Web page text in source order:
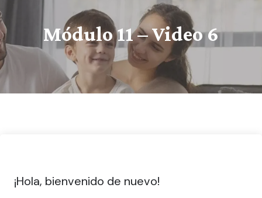
Módulo 11 – Video 6
¡Hola, bienvenido de nuevo!